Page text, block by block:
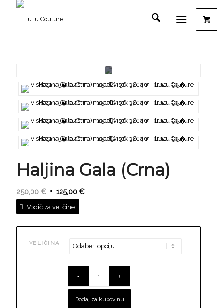
Haljina Gala (Crna)
250,00€ Izvorna
cijena
bila
je:
125,00 €Trenutna
125,00 €.
Vodič za veličine
VELIČINA
Dodaj za kupovinu